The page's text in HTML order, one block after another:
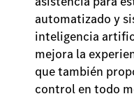
automatizado y
inteligencia
mejora la
que también
control en todo